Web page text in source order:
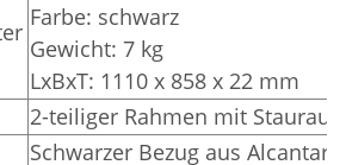
Farbe: schwarz
Gewicht: 7 kg
LxBxT: 1110 x 858 x 22 mm
2-teiliger Rahmen mit
Schwarzer Bezug aus